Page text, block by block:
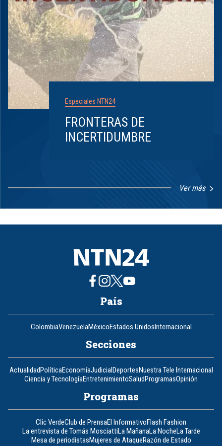
Especiales NTN24
FRONTERAS DE
INCERTIDUMBRE
Ver más
1
8
País
ColombiaVenezuelaMéxicoEstados UnidosInternacional
Secciones
ActualidadPolíticaEconomíaJudicialDeportesNuestra Tele Internacional
Ciencia y TecnologíaEntretenimientoSaludProgramasOpinión
Programas
Clic VerdeClub de PrensaEl InformativoFlash Fashion
La entrevista de Tomás MosciattiLa MañanaLa NocheLa Tarde
Mesa de periodistasMujeres de AtaqueRazón de Estado